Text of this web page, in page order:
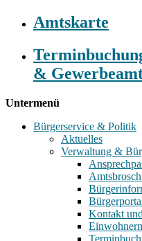
Amtskarte
&
Untermenü
Bürgerservice & Politik
Aktuelles
Verwaltung &
Kontakt